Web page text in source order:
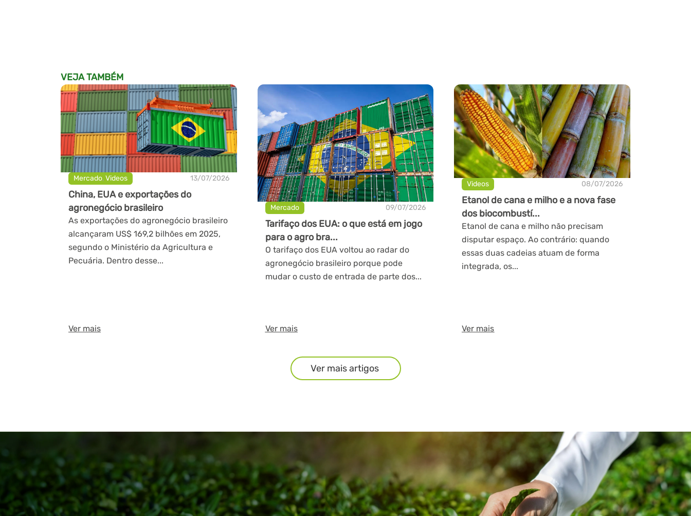
VEJA TAMBÉM
Mercado,Videos 13/07/2026
China, EUA e exportações do
agronegócio brasileiro
As exportações do agronegócio brasileiro
alcançaram US$ 169,2 bilhões em 2025,
segundo o Ministério da Agricultura e
Pecuária. Dentro desse...
Ver mais
Mercado 09/07/2026
Tarifaço dos EUA: o que está em jogo
para o agro bra...
O tarifaço dos EUA voltou ao radar do
agronegócio brasileiro porque pode
mudar o custo de entrada de parte dos...
Ver mais
Videos 08/07/2026
Etanol de cana e milho e a nova fase
dos biocombustí...
Etanol de cana e milho não precisam
disputar espaço. Ao contrário: quando
essas duas cadeias atuam de forma
integrada, os...
Ver mais
Ver mais artigos